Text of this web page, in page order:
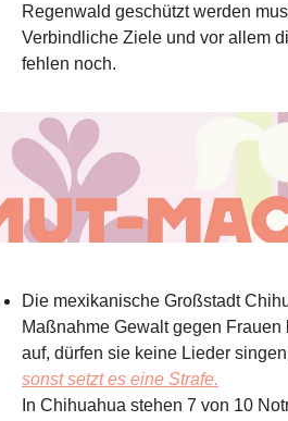
Regenwald geschützt werden
Verbindliche Ziele und vor allem
fehlen noch.
Die mexikanische Großstadt
Maßnahme Gewalt gegen
auf, dürfen sie keine Lieder
sonst setzt es eine Strafe.
In Chihuahua stehen 7 von 10